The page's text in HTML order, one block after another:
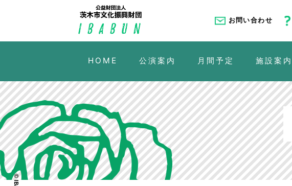
お問い合わせ
HOME 公演案内 月間予定 施設案内